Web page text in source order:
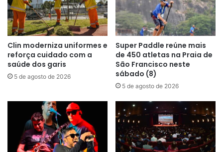
Clin moderniza uniformes e
reforça cuidado com a
saúde dos garis
5 de agosto de 2026
Super Paddle reúne mais
de 450 atletas na Praia de
São Francisco neste
sábado (8)
5 de agosto de 2026